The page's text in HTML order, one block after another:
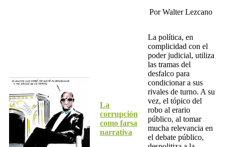
Por Walter Lezcano
La
corrupción
como farsa
narrativa
La política, en
complicidad con el
poder judicial, utiliza
las tramas del
desfalco para
condicionar a sus
rivales de turno. A su
vez, el tópico del
robo al erario
público, al tomar
mucha relevancia en
el debate público,